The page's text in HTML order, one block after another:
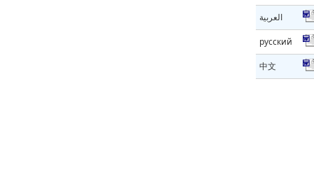
العربية
русский
中文